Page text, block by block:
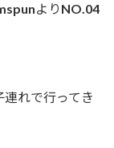
よりNO.04
れで行ってき